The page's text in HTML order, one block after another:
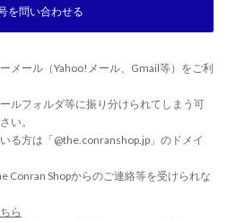
を問い合わせる
メール（Yahoo!メール、Gmail等）をご利
ルフォルダ等に振り分けられてしまう可
い。
る方は「@the.conranshop.jp」のドメイ
Conran Shopからのご連絡等を受けられな
ら